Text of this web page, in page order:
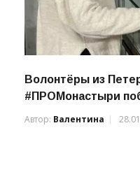
Волонтёры из
#ПРОМонастыри
Автор: Валентина